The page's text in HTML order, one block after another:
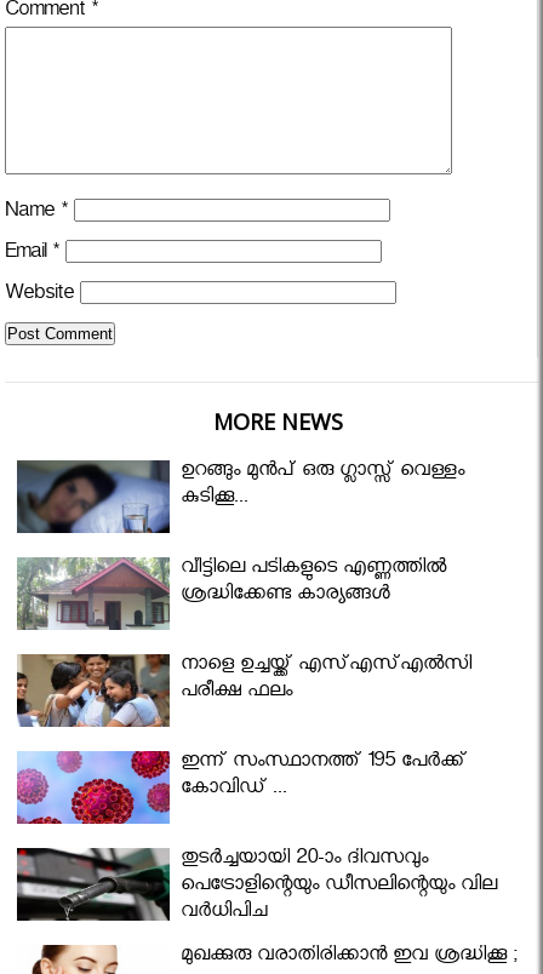
Comment *
Name *
Email *
Website
MORE NEWS
ഉറങ്ങും മുന്‍പ് ഒരു ഗ്ലാസ്സ് വെള്ളം
കുടിക്കൂ...
വീട്ടിലെ പടികളുടെ എണ്ണത്തിൽ
ശ്രദ്ധിക്കേണ്ട കാര്യങ്ങൾ
നാളെ ഉച്ചയ്ക്ക് എസ്എസ്എല്‍സി
പരീക്ഷ ഫലം
ഇന്ന് സംസ്ഥാനത്ത് 195 പേര്‍ക്ക്
കോവിഡ് ...
തുടർച്ചയായി 20-ാം ദിവസവും
പെട്രോളിന്റെയും ഡീസലിന്റെയും വില
വര്‍ധിപ്പിച്ചു
മുഖക്കുരു വരാതിരിക്കാന്‍ ഇവ ശ്രദ്ധിക്കൂ ;